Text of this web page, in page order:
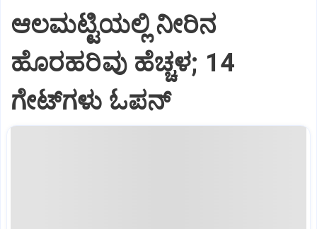
ಆಲಮಟ್ಟಿಯಲ್ಲಿ ನೀರಿನ
ಹೊರಹರಿವು ಹೆಚ್ಚಳ; 14
ಗೇಟ್‌ಗಳು ಓಪನ್